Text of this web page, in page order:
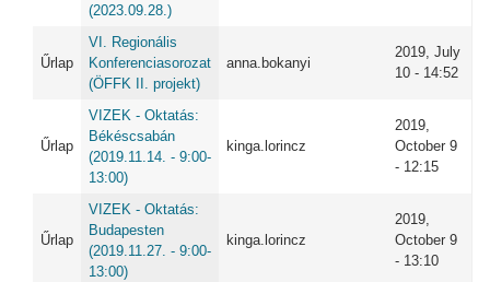
(2023.09.28.)
Űrlap
VI. Regionális
Konferenciasorozat
(ÖFFK II. projekt)
anna.bokanyi
2019, July
10 - 14:52
Űrlap
VIZEK - Oktatás:
Békéscsabán
(2019.11.14. - 9:00-
13:00)
kinga.lorincz
2019,
October 9
- 12:15
Űrlap
VIZEK - Oktatás:
Budapesten
(2019.11.27. - 9:00-
13:00)
kinga.lorincz
2019,
October 9
- 13:10